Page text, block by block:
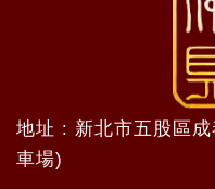
地址 : 新北市五股區
車場)